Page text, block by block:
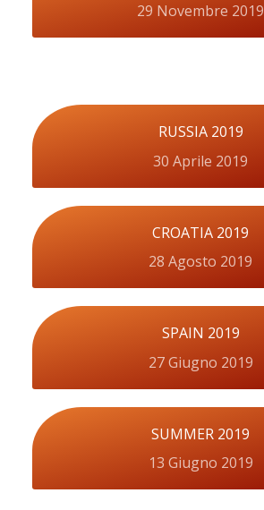
29 Novembre 2019
RUSSIA 2019
30 Aprile 2019
CROATIA 2019
28 Agosto 2019
SPAIN 2019
27 Giugno 2019
SUMMER 2019
13 Giugno 2019